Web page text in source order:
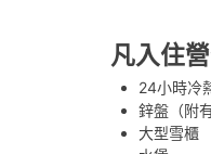
凡入住
24小時冷
鋅盤（附
大型雪櫃